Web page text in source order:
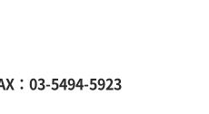
：03-5494-5923